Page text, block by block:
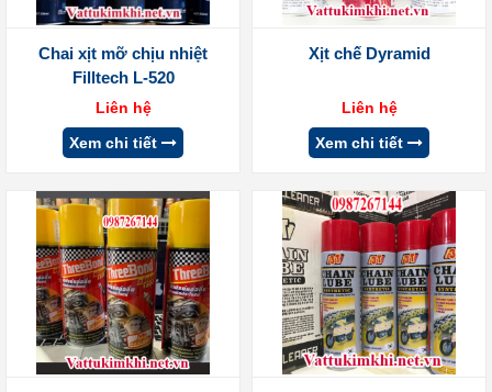
Chai xịt mỡ chịu nhiệt
Filltech L-520
Liên hệ
Xem chi tiết
Xịt chế Dyramid
Liên hệ
Xem chi tiết